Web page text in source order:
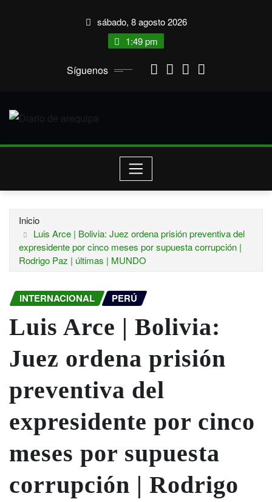
sábado, 8 agosto 2026
1:49 pm
Síguenos
Inicio
Luis Arce | Bolivia: Juez ordena prisión preventiva del
expresidente por cinco meses por supuesta corrupción |
Rodrigo Paz | últimas | MUNDO
INTERNACIONAL PERÚ
Luis Arce | Bolivia:
Juez ordena prisión
preventiva del
expresidente por cinco
meses por supuesta
corrupción | Rodrigo